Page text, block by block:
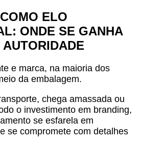
ELO
ONDE SE GANHA
e marca, na maioria dos
da embalagem.
chega amassada ou
o investimento em branding,
se esfarela em
se compromete com detalhes